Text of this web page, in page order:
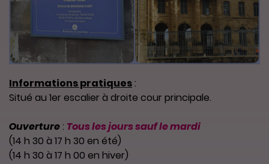
Informations pratiques:
Situé au 1er escalier à droite cour principale.
Ouverture: Tous les jours sauf le mardi
(14 h 30 à 17 h 30 en été)
(14 h 30 à 17 h 00 en hiver)